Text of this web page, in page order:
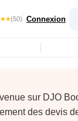
(50) Connexion
sur DJO
des devis